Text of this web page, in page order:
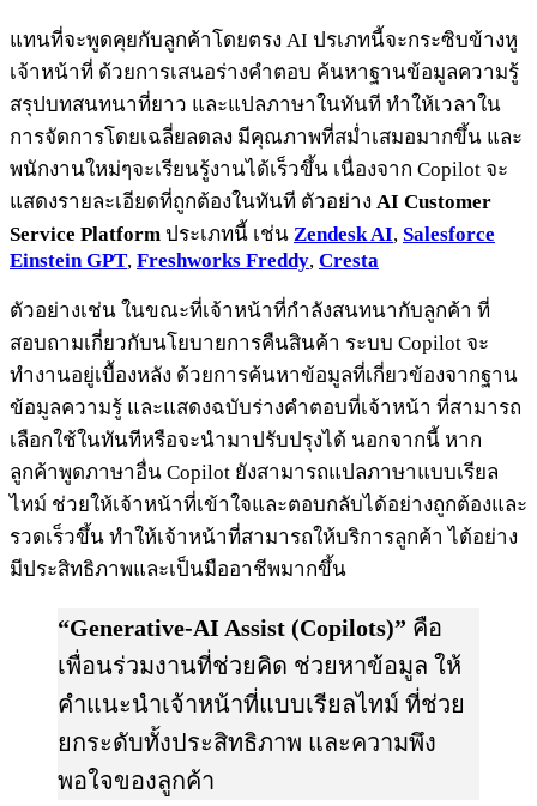
แทนที่จะพูดคุยกับลูกค้าโดยตรง AI ปรเภทนี้จะกระซิบข้างหู
เจ้าหน้าที่ ด้วยการเสนอร่างคำตอบ ค้นหาฐานข้อมูลความรู้
สรุปบทสนทนาที่ยาว และแปลภาษาในทันที ทำให้เวลาใน
การจัดการโดยเฉลี่ยลดลง มีคุณภาพที่สม่ำเสมอมากขึ้น และ
พนักงานใหม่ๆจะเรียนรู้งานได้เร็วขึ้น เนื่องจาก Copilot จะ
แสดงรายละเอียดที่ถูกต้องในทันที ตัวอย่าง AI Customer
Service Platform ประเภทนี้ เช่น Zendesk AI, Salesforce
Einstein GPT, Freshworks Freddy, Cresta
ตัวอย่างเช่น ในขณะที่เจ้าหน้าที่กำลังสนทนากับลูกค้า ที่
สอบถามเกี่ยวกับนโยบายการคืนสินค้า ระบบ Copilot จะ
ทำงานอยู่เบื้องหลัง ด้วยการค้นหาข้อมูลที่เกี่ยวข้องจากฐาน
ข้อมูลความรู้ และแสดงฉบับร่างคำตอบที่เจ้าหน้า ที่สามารถ
เลือกใช้ในทันทีหรือจะนำมาปรับปรุงได้ นอกจากนี้ หาก
ลูกค้าพูดภาษาอื่น Copilot ยังสามารถแปลภาษาแบบเรียล
ไทม์ ช่วยให้เจ้าหน้าที่เข้าใจและตอบกลับได้อย่างถูกต้องและ
รวดเร็วขึ้น ทำให้เจ้าหน้าที่สามารถให้บริการลูกค้า ได้อย่าง
มีประสิทธิภาพและเป็นมืออาชีพมากขึ้น
“Generative-AI Assist (Copilots)” คือ
เพื่อนร่วมงานที่ช่วยคิด ช่วยหาข้อมูล ให้
คำแนะนำเจ้าหน้าที่แบบเรียลไทม์ ที่ช่วย
ยกระดับทั้งประสิทธิภาพ และความพึง
พอใจของลูกค้า